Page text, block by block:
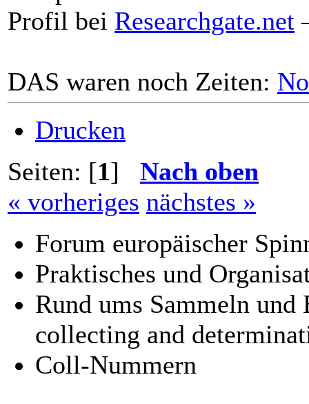
Profil bei Researchgate.net
DAS waren noch Zeiten:
Drucken
Seiten: [1] Nach oben
« vorheriges nächstes »
Forum europäischer
Praktisches und
Rund ums Sammeln
collecting and
Coll-Nummern